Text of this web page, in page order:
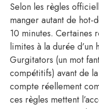
Selon les règles
manger autant de hot-
10 minutes. Certaines
limites à la durée d’un
Gurgitators (un mot
compétitifs) avant de
compte réellement
ces règles mettent